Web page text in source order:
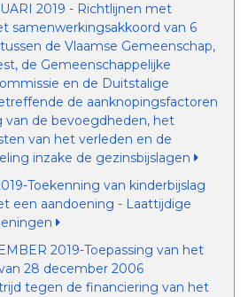
2019 - Richtlijnen met
samenwerkingsakkoord van 6
de Vlaamse Gemeenschap,
de Gemeenschappelijke
en de Duitstalige
de aanknopingsfactoren
van de bevoegdheden, het
van het verleden en de
inzake de gezinsbijslagen
Toekenning van kinderbijslag
een aandoening - Laattijdige
2019-Toepassing van het
28 december 2006
tegen de financiering van het